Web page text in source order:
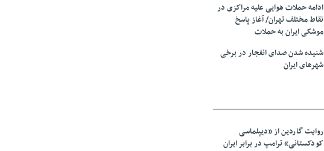
ادامه حملات هوایی علیه مراکزی در
نقاط مختلف تهران/ آغاز پاسخ
موشکی ایران به حملات
شنیده شدن صدای انفجار در برخی
شهرهای ایران
روایت گاردین از «دیپلماسی
کودکستانی» ترامپ در برابر ایران